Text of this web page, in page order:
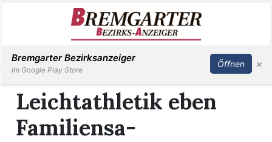
Immobilien
Inserieren Abonnieren Anmelden
Leichtathletik eben
Familiensa-
Bremgarter Bezirksanzeiger
Im Google Play Store
Öffnen ×